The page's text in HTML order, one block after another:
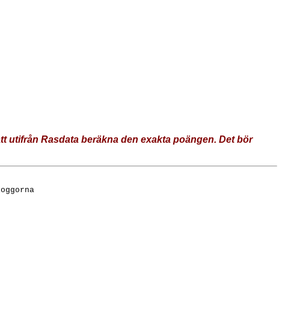
utifrån Rasdata beräkna den exakta poängen. Det bör